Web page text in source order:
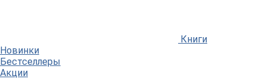
Книги
Новинки
Бестселлеры
Акции